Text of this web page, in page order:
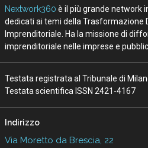
Nextwork360 è il più grande network
dedicati ai temi della Trasformazione
Imprenditoriale. Ha la missione di
imprenditoriale nelle imprese e
Testata registrata al Tribunale di
Testata scientifica ISSN 2421-4167
Indirizzo
Via Moretto da Brescia, 22